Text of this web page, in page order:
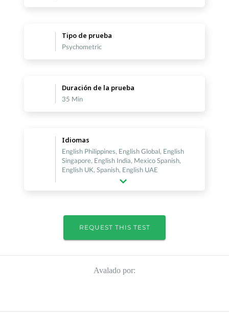
Tipo de prueba
Psychometric
Duración de la prueba
35 Min
Idiomas
English Philippines, English Global, English
Singapore, English India, Mexico Spanish,
English UK, Spanish, English UAE
REQUEST THIS TEST
Avalado por: